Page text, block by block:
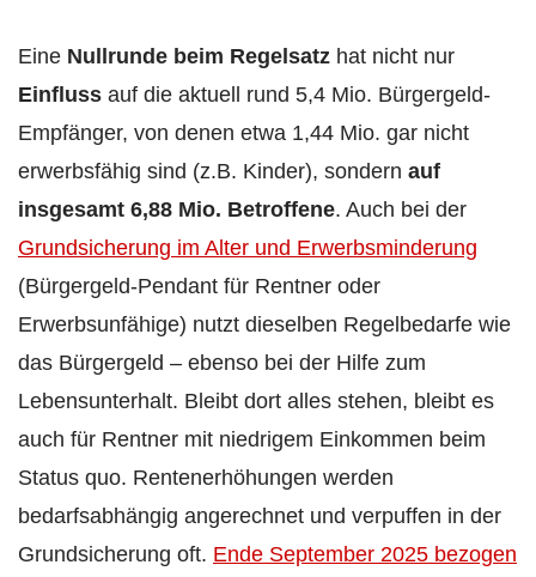
Eine Nullrunde beim Regelsatz hat nicht nur
Einfluss auf die aktuell rund 5,4 Mio. Bürgergeld-
Empfänger, von denen etwa 1,44 Mio. gar nicht
erwerbsfähig sind (z.B. Kinder), sondern auf
insgesamt 6,88 Mio. Betroffene. Auch bei der
Grundsicherung im Alter und Erwerbsminderung
(Bürgergeld-Pendant für Rentner oder
Erwerbsunfähige) nutzt dieselben Regelbedarfe wie
das Bürgergeld – ebenso bei der Hilfe zum
Lebensunterhalt. Bleibt dort alles stehen, bleibt es
auch für Rentner mit niedrigem Einkommen beim
Status quo. Rentenerhöhungen werden
bedarfsabhängig angerechnet und verpuffen in der
Grundsicherung oft. Ende September 2025 bezogen